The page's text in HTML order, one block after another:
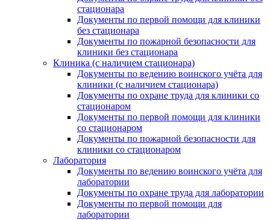
стационара
Документы по первой помощи для клиники
без стационара
Документы по пожарной безопасности для
клиники без стационара
Клиника (с наличием стационара)
Документы по ведению воинского учёта для
клиники (с наличием стационара)
Документы по охране труда для клиники со
стационаром
Документы по первой помощи для клиники
со стационаром
Документы по пожарной безопасности для
клиники со стационаром
Лаборатория
Документы по ведению воинского учёта для
лаборатории
Документы по охране труда для лаборатории
Документы по первой помощи для
лаборатории